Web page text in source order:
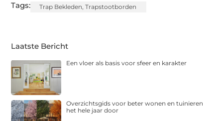
Tags: Trap Bekleden,Trapstootborden
Laatste Bericht
Een vloer als basis voor sfeer en karakter
Overzichtsgids voor beter wonen en tuinieren
het hele jaar door